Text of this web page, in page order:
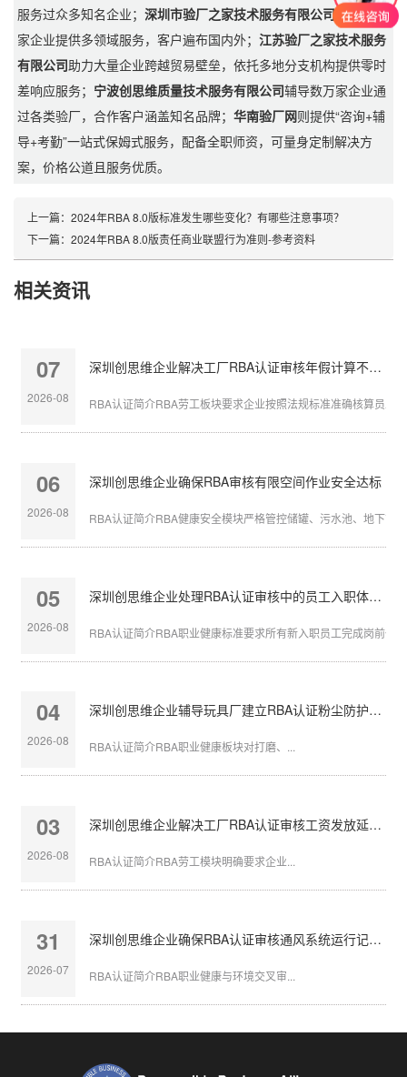
服务过众多知名企业；深圳市验厂之家技术服务有限公司为超3万
家企业提供多领域服务，客户遍布国内外；江苏验厂之家技术服务
有限公司助力大量企业跨越贸易壁垒，依托多地分支机构提供零时
差响应服务； 宁波创思维质量技术服务有限公司辅导数万家企业通
过各类验厂，合作客户涵盖知名品牌；华南验厂网则提供“咨询+辅
导+考勤”一站式保姆式服务，配备全职师资，可量身定制解决方
案，价格公道且服务优质。
上一篇： 2024年RBA 8.0版标准发生哪些变化？有哪些注意事项？
下一篇： 2024年RBA 8.0版责任商业联盟行为准则-参考资料
相关资讯
07
2026-08
深圳创思维企业解决工厂RBA认证审核年假计算不准确
RBA认证简介RBA劳工板块要求企业按照法规标准准确核算员工
06
2026-08
深圳创思维企业确保RBA审核有限空间作业安全达标
RBA认证简介RBA健康安全模块严格管控储罐、污水池、地下管
05
2026-08
深圳创思维企业处理RBA认证审核中的员工入职体检缺失
RBA认证简介RBA职业健康标准要求所有新入职员工完成岗前体
04
2026-08
深圳创思维企业辅导玩具厂建立RBA认证粉尘防护体系
RBA认证简介RBA职业健康板块对打磨、...
03
2026-08
深圳创思维企业解决工厂RBA认证审核工资发放延迟问题
RBA认证简介RBA劳工模块明确要求企业...
31
2026-07
深圳创思维企业确保RBA认证审核通风系统运行记录完整
RBA认证简介RBA职业健康与环境交叉审...